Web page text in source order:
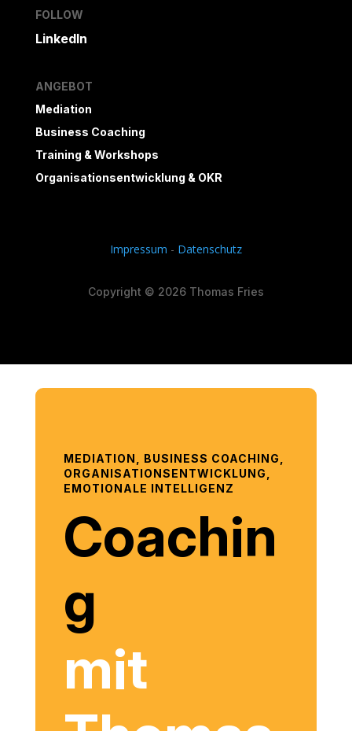
FOLLOW
LinkedIn
ANGEBOT
Mediation
Business Coaching
Training & Workshops
Organisationsentwicklung & OKR
Impressum - Datenschutz
Copyright © 2026 Thomas Fries
MEDIATION, BUSINESS COACHING,
ORGANISATIONSENTWICKLUNG,
EMOTIONALE INTELLIGENZ
Coachin
g
mit